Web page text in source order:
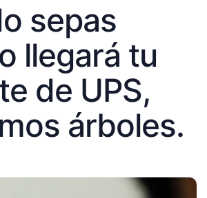
sepas
llegará tu
de UPS,
árboles.